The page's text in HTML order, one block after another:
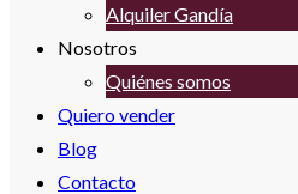
Alquiler Gandía
Nosotros
Quiénes somos
Quiero vender
Blog
Contacto